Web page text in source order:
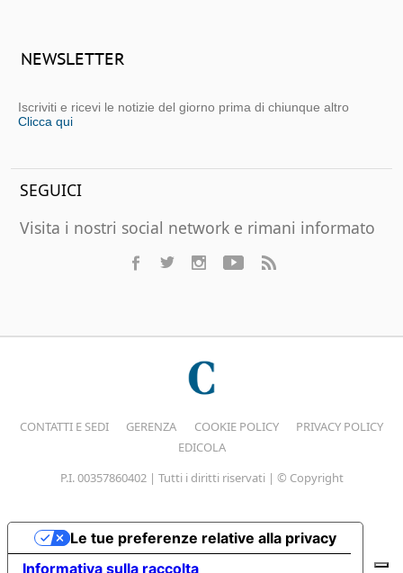
NEWSLETTER
Iscriviti e ricevi le notizie del giorno prima di chiunque altro
Clicca qui
SEGUICI
Visita i nostri social network e rimani informato
CONTATTI E SEDI GERENZA COOKIE POLICY
PRIVACY POLICY
EDICOLA
P.I. 00357860402 | Tutti i diritti riservati | © Copyright
Informativa sulla raccolta
Le tue preferenze relative alla privacy